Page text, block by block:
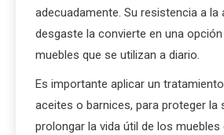
adecuadamente. Su resistencia a la
desgaste la convierte en una
muebles que se utilizan a diario.
Es importante aplicar un
aceites o barnices, para proteger la
prolongar la vida útil de los muebles